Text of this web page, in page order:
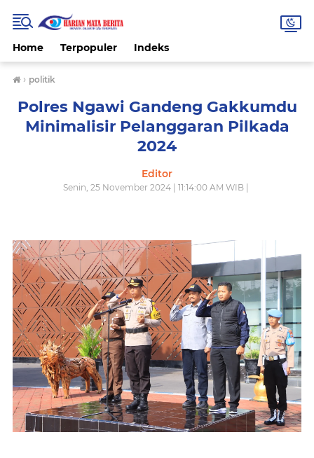
Home Terpopuler Indeks
› politik
Polres Ngawi Gandeng Gakkumdu
Minimalisir Pelanggaran Pilkada
2024
Editor
Senin, 25 November 2024 | 11:14:00 AM WIB |